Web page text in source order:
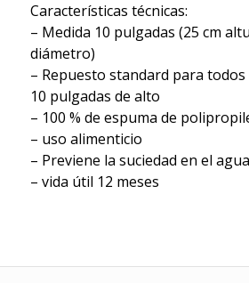
Características técnicas:
– Medida 10 pulgadas (25 cm
diámetro)
– Repuesto standard para
10 pulgadas de alto
– 100 % de espuma de
– uso alimenticio
– Previene la suciedad en el agua
– vida útil 12 meses